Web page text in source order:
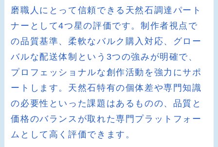
磨職人にとって信頼できる天然石調達パート
ナーとして4つ星の評価です。制作者視点で
の品質基準、柔軟なバルク購入対応、グロー
バルな配送体制という3つの強みが明確で、
プロフェッショナルな創作活動を強力にサポ
ートします。天然石特有の個体差や専門知識
の必要性といった課題はあるものの、品質と
価格のバランスが取れた専門プラットフォー
ムとして高く評価できます。